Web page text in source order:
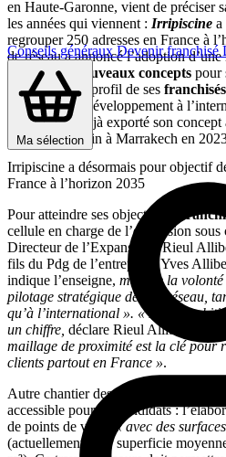
Conseils générauxDevenir franchisé
Ma sélection
en Haute-Garonne, vient de préciser
les années qui viennent : Irripiscine a
regrouper 250 adresses en France à
de réseau a annoncé l’adoption
au point de
nouveaux concepts pour
l’évolution du profil de ses franchisés
accélérer son développement à
l’enseigne a déjà exporté son
premier magasin à Marrakech en
Irripiscine a désormais pour objectif
France à l’horizon 2035
Pour atteindre ses objectifs en
cellule en charge de l’expansion
Directeur de l’Expansion : Rieul
fils du Pdg de l’entreprise, Yves
indique l’enseigne, marque la
pilotage stratégique de son réseau,
qu’à l’international ». « Notre
un chiffre, déclare Rieul Allibert.
maillage de proximité est la clé pour
clients partout en France ».
Autre chantier destiné à rendre la
accessible pour les candidats :
de points de vente
« avec des
(actuellement, leur superficie